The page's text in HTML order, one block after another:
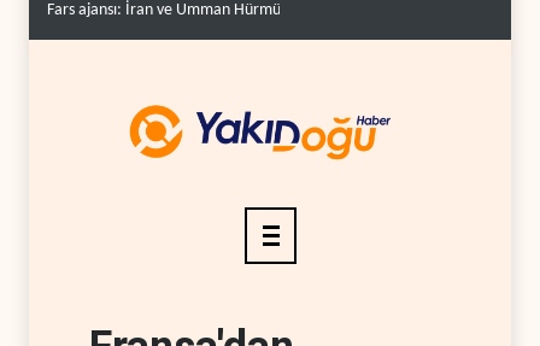
Fars ajansı: İran ve Umman Hürmüz Boğazı için geçiş..